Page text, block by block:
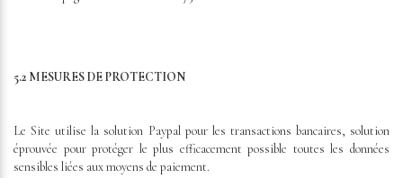
5.2 MESURES DE PROTECTION
Le Site utilise la solution Paypal pour les transactions bancaires, solution
éprouvée pour protéger le plus efficacement possible toutes les données
sensibles liées aux moyens de paiement.